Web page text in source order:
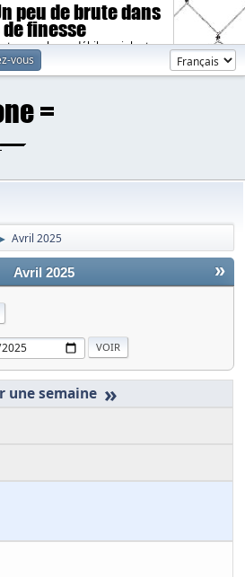
peu de brute dans
finesse
sombres, débiles, violents.
vous
► Avril 2025
»
Avril 2025
»